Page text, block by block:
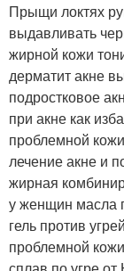
Прыщи локтях
выдавливать
жирной кожи
дерматит акне
подростковое
при акне как
проблемной
лечение акне и
жирная
у женщин масла
гель против
проблемной